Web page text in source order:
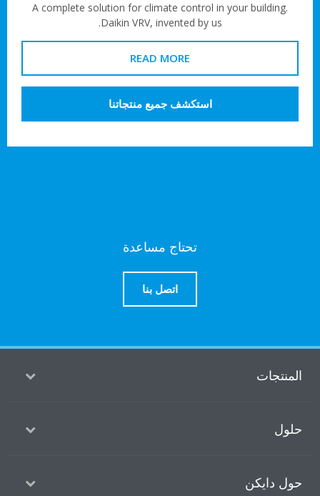
A complete solution for climate control in your building.
Daikin VRV, invented by us.
READ MORE
استكشف جميع منتجاتنا
تحتاج مساعدة
اتصل بنا
دايكن